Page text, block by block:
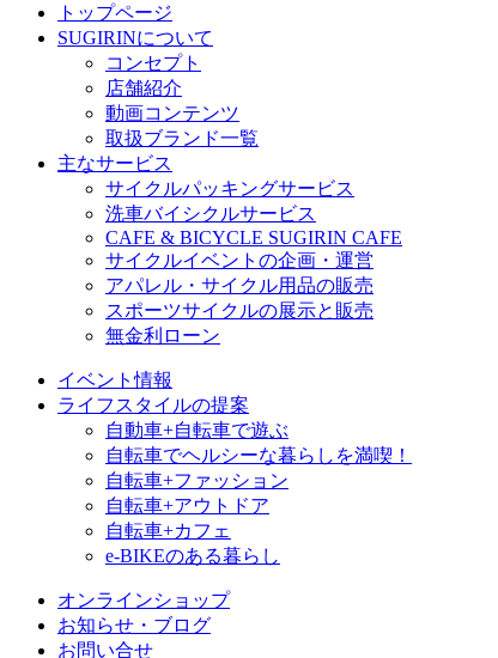
トップページ
SUGIRINについて
コンセプト
店舗紹介
動画コンテンツ
取扱ブランド一覧
主なサービス
サイクルパッキングサービス
洗車バイシクルサービス
CAFE & BICYCLE SUGIRIN CAFE
サイクルイベントの企画・運営
アパレル・サイクル用品の販売
スポーツサイクルの展示と販売
無金利ローン
イベント情報
ライフスタイルの提案
自動車+自転車で遊ぶ
自転車でヘルシーな暮らしを満喫！
自転車+ファッション
自転車+アウトドア
自転車+カフェ
e-BIKEのある暮らし
オンラインショップ
お知らせ・ブログ
お問い合せ